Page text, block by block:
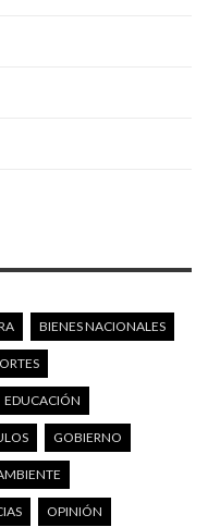
BIENES NACIONALES
EDUCACIÓN
GOBIERNO
OPINIÓN